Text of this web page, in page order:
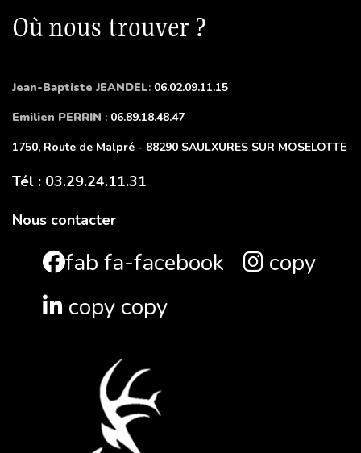
Où nous trouver ?
Jean-Baptiste JEANDEL: 06.02.09.11.15
Emilien PERRIN : 06.89.18.48.47
1750, Route de Malpré - 88290 SAULXURES SUR MOSELOTTE
Tél : 03.29.24.11.31
Nous contacter
fab fa-facebook
copy
copy copy